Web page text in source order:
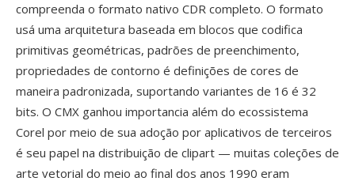
compreenda o formato nativo CDR completo. O formato
usá uma arquitetura baseada em blocos que codifica
primitivas geométricas, padrões de preenchimento,
propriedades de contorno é definições de cores de
maneira padronizada, suportando variantes de 16 é 32
bits. O CMX ganhou importancia além do ecossistema
Corel por meio de sua adoção por aplicativos de terceiros
é seu papel na distribuição de clipart — muitas coleções de
arte vetorial do meio ao final dos anos 1990 eram